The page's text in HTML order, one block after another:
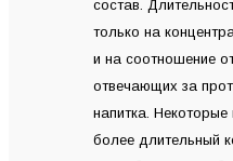
состав.
только на
и на соотношение
отвечающих за
напитка.
более длительный